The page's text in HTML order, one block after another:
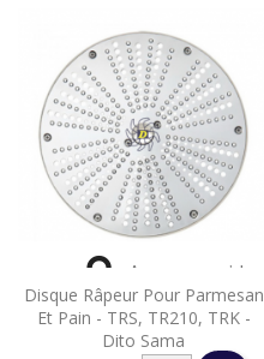
Disque Râpeur Pour Parmesan
Et Pain - TRS, TR210, TRK -
Dito Sama
 Aperçu rapide